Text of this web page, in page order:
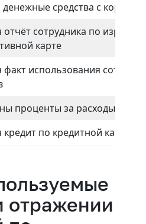
средства с
сотрудника по
карте
использования
проценты за расходы
по кредитной карте
отражении